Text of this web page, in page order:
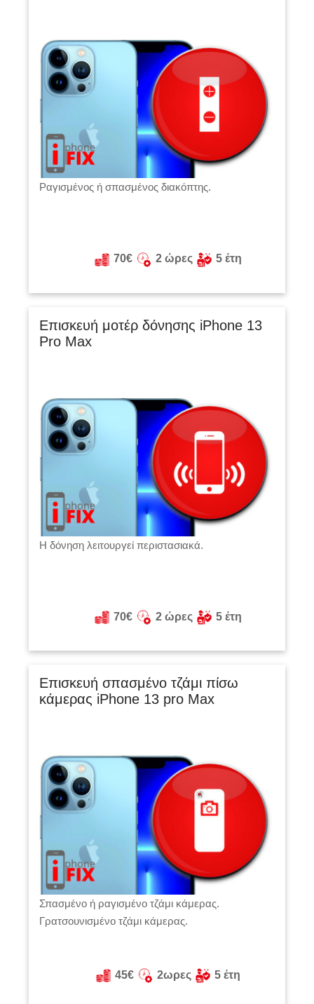
Ραγισμένος ή σπασμένος διακόπτης.
70€ 2 ώρες 5 έτη
Επισκευή μοτέρ δόνησης iPhone 13
Pro Max
Η δόνηση λειτουργεί περιστασιακά.
70€ 2 ώρες 5 έτη
Επισκευή σπασμένο τζάμι πίσω
κάμερας iPhone 13 pro Max
Σπασμένο ή ραγισμένο τζάμι κάμερας.
Γρατσουνισμένο τζάμι κάμερας.
45€ 2ωρες 5 έτη